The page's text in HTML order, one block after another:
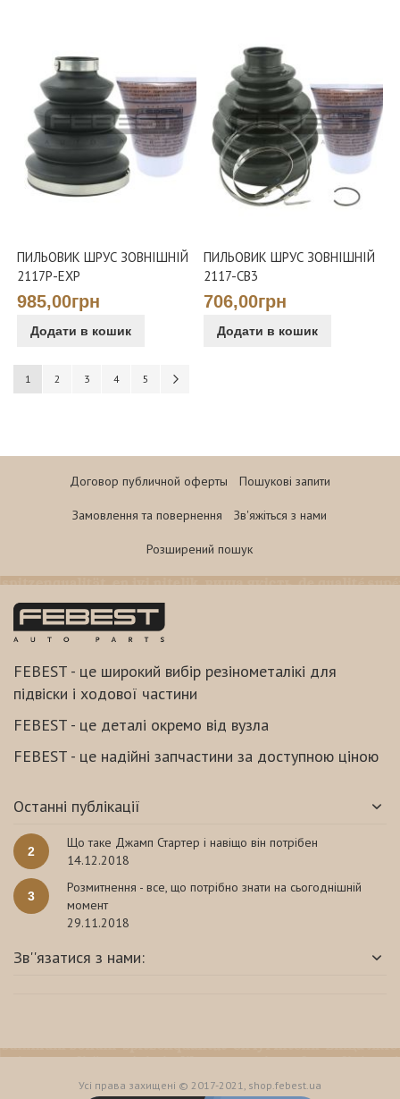
ПИЛЬОВИК ШРУС ЗОВНІШНІЙ
2117P-EXP
985,00грн
Додати в кошик
ПИЛЬОВИК ШРУС ЗОВНІШНІЙ
2117-CB3
706,00грн
Додати в кошик
Сторінка
You're currently reading page
1 Сторінка
2 Сторінка
3 Сторінка
4 Сторінка
5
Договор публичной оферты Пошукові запити
Замовлення та повернення Зв'яжіться з нами
Розширений пошук
FEBEST - це широкий вибір резінометалікі для
підвіски і ходової частини
FEBEST - це деталі окремо від вузла
FEBEST - це надійні запчастини за доступною ціною
Останні публікації
2
Що таке Джамп Стартер і навіщо він потрібен
14.12.2018
3
Розмитнення - все, що потрібно знати на сьогоднішній
момент
29.11.2018
Зв''язатися з нами:
Усі права захищені © 2017-2021, shop.febest.ua